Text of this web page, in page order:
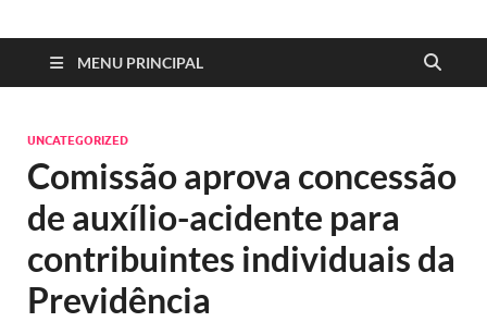
MENU PRINCIPAL
UNCATEGORIZED
Comissão aprova concessão
de auxílio-acidente para
contribuintes individuais da
Previdência